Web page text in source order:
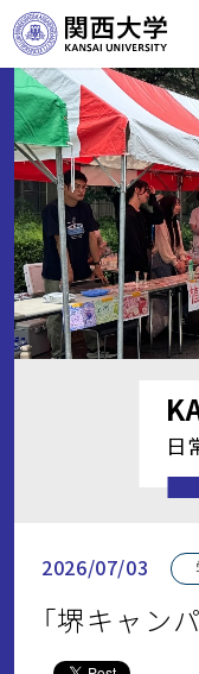
日
2026/07/03
「堺キャン